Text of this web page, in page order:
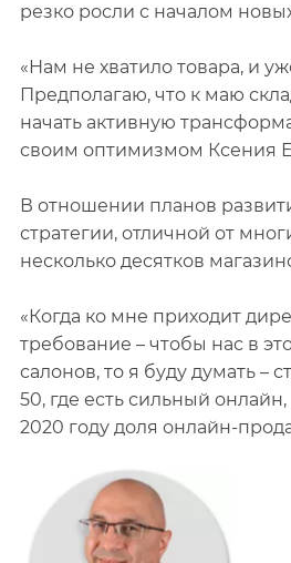
резко росли с началом
«Нам не хватило товара, и
Предполагаю, что к маю
начать активную
своим оптимизмом Ксения
В отношении планов
стратегии, отличной от
несколько десятков
«Когда ко мне приходит
требование – чтобы нас в
салонов, то я буду думать –
50, где есть сильный
2020 году доля онлайн-